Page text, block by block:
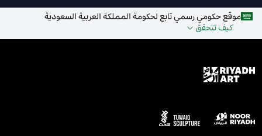
موقع حكومي رسمي تابع لحكومة المملكة العربية السعودية
كيف تتحقق